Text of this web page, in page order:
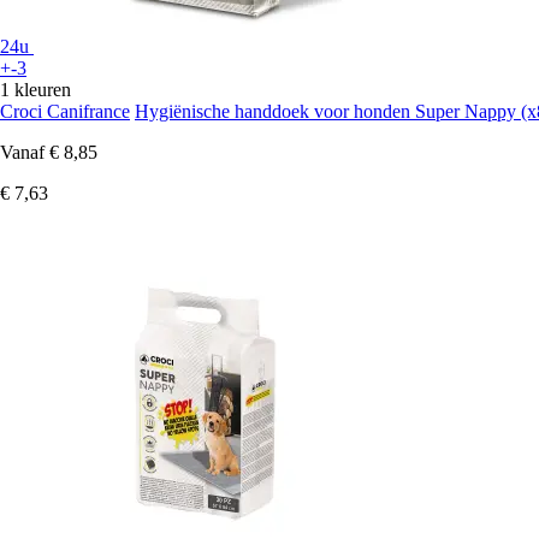
24u
+-3
1 kleuren
Croci Canifrance Hygiënische handdoek voor honden Super Nappy
Vanaf € 8,85
€ 7,63